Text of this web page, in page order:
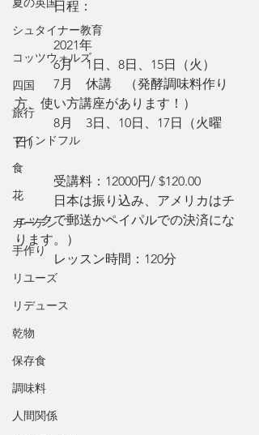
シュタイナー教育
コッツウォルズ
四国
旅行
マインドフル
食
花
ガーデン
手作り
リユーズ
リデュース
乾物
保存食
調味料
人間関係
日程：
2021年
6月　1日、8日、15日（火）
7月　休講　（発酵調味料作り
方、使い方講座があります！）
8月　3日、10日、17日（火曜
日）
受講料：12000円/ $120.00
日本は振り込み、アメリカはチ
ェックで郵送かペイパルでの決済にな
ります。）
レッスン時間：120分